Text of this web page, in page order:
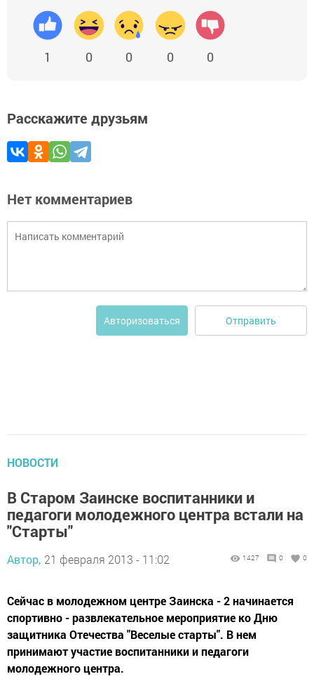
1 0 0 0 0
Расскажите друзьям
Нет комментариев
Авторизоваться Отправить
НОВОСТИ
В Старом Заинске воспитанники и
педагоги молодежного центра встали на
"Старты"
Автор, 21 февраля 2013 - 11:02 1427 0 0
Сейчас в молодежном центре Заинска - 2 начинается
спортивно - развлекательное мероприятие ко Дню
защитника Отечества "Веселые старты". В нем
принимают участие воспитанники и педагоги
молодежного центра.